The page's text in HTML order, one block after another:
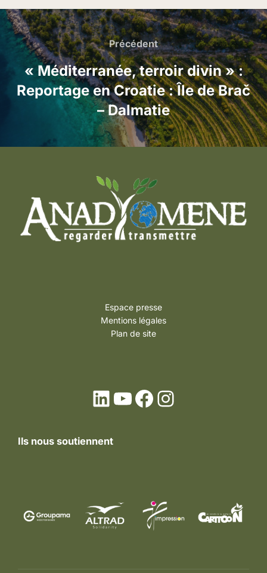
Navigation
de
l’article
Précédent
Précédent
« Méditerranée, terroir divin » :
Reportage en Croatie : Île de Brač
– Dalmatie
Espace presse
Mentions légales
Plan de site
LinkedIn
YouTube
Facebook
Instagram
Ils nous soutiennent